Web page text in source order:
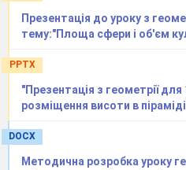
Презентація до уроку з
тему:"Площа сфери і об'єм
PPTX
"Презентація з геометрії
розміщення висоти в
DOCX
Методична розробка уроку